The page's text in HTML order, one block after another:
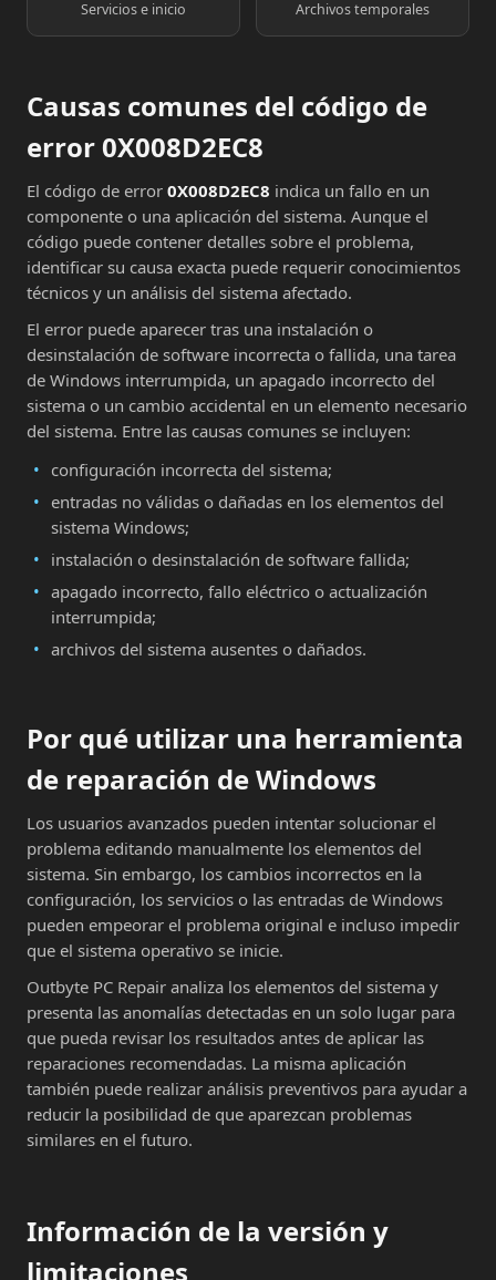
Servicios e inicio Archivos temporales
Causas comunes del código de
error 0X008D2EC8
El código de error 0X008D2EC8 indica un fallo en un
componente o una aplicación del sistema. Aunque el
código puede contener detalles sobre el problema,
identificar su causa exacta puede requerir conocimientos
técnicos y un análisis del sistema afectado.
El error puede aparecer tras una instalación o
desinstalación de software incorrecta o fallida, una tarea
de Windows interrumpida, un apagado incorrecto del
sistema o un cambio accidental en un elemento necesario
del sistema. Entre las causas comunes se incluyen:
configuración incorrecta del sistema;
entradas no válidas o dañadas en los elementos del
sistema Windows;
instalación o desinstalación de software fallida;
apagado incorrecto, fallo eléctrico o actualización
interrumpida;
archivos del sistema ausentes o dañados.
Por qué utilizar una herramienta
de reparación de Windows
Los usuarios avanzados pueden intentar solucionar el
problema editando manualmente los elementos del
sistema. Sin embargo, los cambios incorrectos en la
configuración, los servicios o las entradas de Windows
pueden empeorar el problema original e incluso impedir
que el sistema operativo se inicie.
Outbyte PC Repair analiza los elementos del sistema y
presenta las anomalías detectadas en un solo lugar para
que pueda revisar los resultados antes de aplicar las
reparaciones recomendadas. La misma aplicación
también puede realizar análisis preventivos para ayudar a
reducir la posibilidad de que aparezcan problemas
similares en el futuro.
Información de la versión y
limitaciones